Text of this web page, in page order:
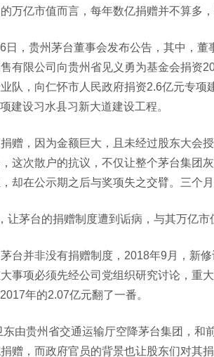
万亿市值而言，每年数亿捐赠并不算多
日，贵州茅台董事会发布公告，其中，
有限公司向贵州省见义勇为基金会捐资
队，向仁怀市人民政府捐资2.6亿元专
建设习水县习新大道建设工程。
赠，因为金额巨大，且未经过股东大会
这次散户的抗议，不仅让整个茅台集团
却在公示期之后与奖项失之交臂。三个
让茅台的捐赠制度遭到诟病，与其万亿市
台并非没有捐赠制度，2018年9月，新
事项必须先经公司党组织研究讨论，重
年的2.07亿元翻了一番。
东由贵州省交通运输厅空降茅台集团，和
赠，而政府官员的背景也让股东们对其